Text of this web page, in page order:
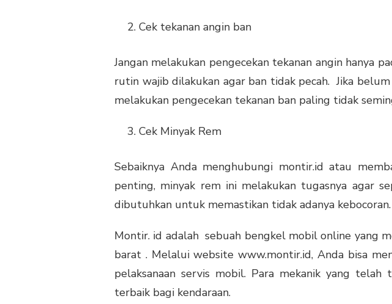
Cek tekanan angin ban
Jangan melakukan pengecekan tekanan angin hanya
rutin wajib dilakukan agar ban tidak pecah. Jika
melakukan pengecekan tekanan ban paling tidak
Cek Minyak Rem
Sebaiknya Anda menghubungi montir.id atau
penting, minyak rem ini melakukan tugasnya agar
dibutuhkan untuk memastikan tidak adanya kebocoran.
Montir. id adalah sebuah bengkel mobil online yang
barat . Melalui website www.montir.id, Anda bisa
pelaksanaan servis mobil. Para mekanik yang
terbaik bagi kendaraan.